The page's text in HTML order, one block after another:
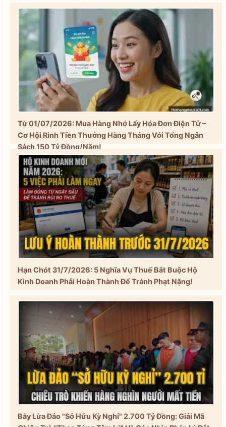
Từ 01/07/2026: Mua Hàng Nhớ Lấy Hóa Đơn Điện Tử –
Cơ Hội Rinh Tiền Thưởng Hàng Tháng Với Tổng Ngân
Sách 150 Tỷ Đồng/Năm!
Hạn Chót 31/7/2026: 5 Nghĩa Vụ Thuế Bắt Buộc Hộ
Kinh Doanh Phải Hoàn Thành Để Tránh Phạt Nặng!
Bẫy Lừa Đảo "Sở Hữu Kỳ Nghỉ" 2.700 Tỷ Đồng: Giải Mã